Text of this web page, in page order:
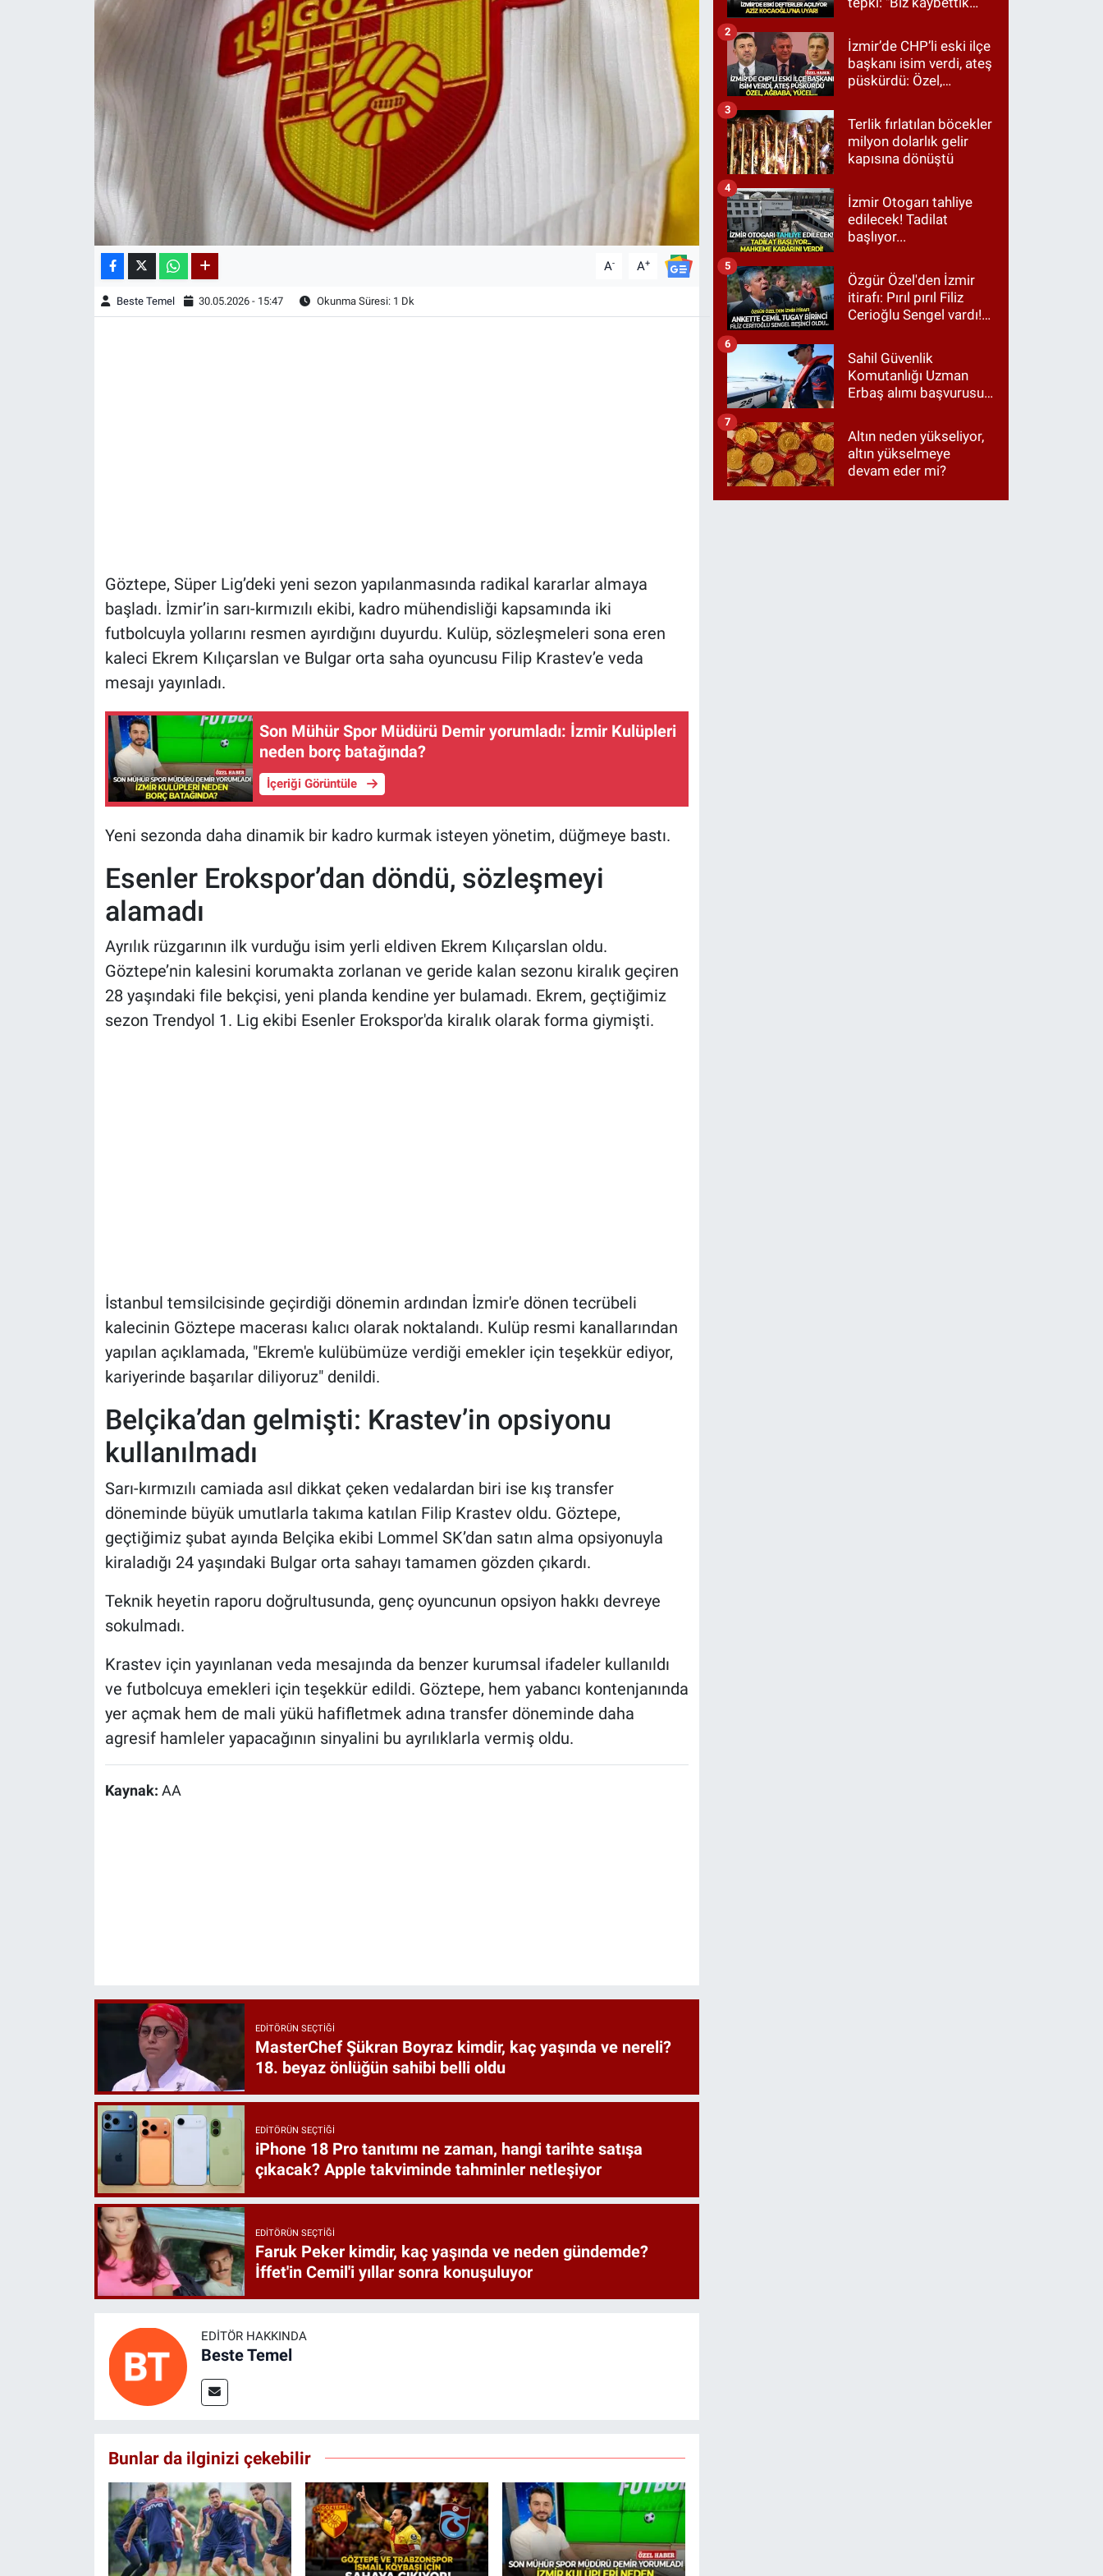
A- A+
Beste Temel 30.05.2026 - 15:47 Okunma Süresi: 1 Dk
Göztepe, Süper Lig’deki yeni sezon yapılanmasında radikal kararlar almaya
başladı. İzmir’in sarı-kırmızılı ekibi, kadro mühendisliği kapsamında iki
futbolcuyla yollarını resmen ayırdığını duyurdu. Kulüp, sözleşmeleri sona eren
kaleci Ekrem Kılıçarslan ve Bulgar orta saha oyuncusu Filip Krastev’e veda
mesajı yayınladı.
Son Mühür Spor Müdürü Demir yorumladı: İzmir Kulüpleri
neden borç batağında?
İçeriği Görüntüle
Yeni sezonda daha dinamik bir kadro kurmak isteyen yönetim, düğmeye bastı.
Esenler Erokspor’dan döndü, sözleşmeyi
alamadı
Ayrılık rüzgarının ilk vurduğu isim yerli eldiven Ekrem Kılıçarslan oldu.
Göztepe’nin kalesini korumakta zorlanan ve geride kalan sezonu kiralık geçiren
28 yaşındaki file bekçisi, yeni planda kendine yer bulamadı. Ekrem, geçtiğimiz
sezon Trendyol 1. Lig ekibi Esenler Erokspor'da kiralık olarak forma giymişti.
İstanbul temsilcisinde geçirdiği dönemin ardından İzmir'e dönen tecrübeli
kalecinin Göztepe macerası kalıcı olarak noktalandı. Kulüp resmi kanallarından
yapılan açıklamada, "Ekrem'e kulübümüze verdiği emekler için teşekkür ediyor,
kariyerinde başarılar diliyoruz" denildi.
Belçika’dan gelmişti: Krastev’in opsiyonu
kullanılmadı
Sarı-kırmızılı camiada asıl dikkat çeken vedalardan biri ise kış transfer
döneminde büyük umutlarla takıma katılan Filip Krastev oldu. Göztepe,
geçtiğimiz şubat ayında Belçika ekibi Lommel SK’dan satın alma opsiyonuyla
kiraladığı 24 yaşındaki Bulgar orta sahayı tamamen gözden çıkardı.
Teknik heyetin raporu doğrultusunda, genç oyuncunun opsiyon hakkı devreye
sokulmadı.
Krastev için yayınlanan veda mesajında da benzer kurumsal ifadeler kullanıldı
ve futbolcuya emekleri için teşekkür edildi. Göztepe, hem yabancı kontenjanında
yer açmak hem de mali yükü hafifletmek adına transfer döneminde daha
agresif hamleler yapacağının sinyalini bu ayrılıklarla vermiş oldu.
Kaynak: AA
EDITÖRÜN SEÇTIĞI
MasterChef Şükran Boyraz kimdir, kaç yaşında ve nereli?
18. beyaz önlüğün sahibi belli oldu
EDITÖRÜN SEÇTIĞI
iPhone 18 Pro tanıtımı ne zaman, hangi tarihte satışa
çıkacak? Apple takviminde tahminler netleşiyor
EDITÖRÜN SEÇTIĞI
Faruk Peker kimdir, kaç yaşında ve neden gündemde?
İffet'in Cemil'i yıllar sonra konuşuluyor
EDITÖR HAKKINDA
Beste Temel
Bunlar da ilginizi çekebilir
etmedik"
İzmir’de CHP’li eski ilçe
başkanı isim verdi, ateş
püskürdü: Özel,
2
Terlik fırlatılan böcekler
milyon dolarlık gelir
kapısına dönüştü
3
İzmir Otogarı tahliye
edilecek! Tadilat
başlıyor...
4
Özgür Özel'den İzmir
itirafı: Pırıl pırıl Filiz
Cerioğlu Sengel vardı!
Tugay birinci çıktı
5
Sahil Güvenlik
Komutanlığı Uzman
Erbaş alımı başvurusu
başvuru şartları neler?
6
Altın neden yükseliyor,
altın yükselmeye
devam eder mi?
7